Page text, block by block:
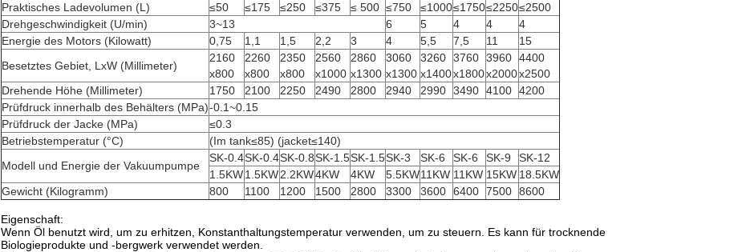
Praktisches Ladevolumen (L)
≤50 ≤175 ≤250 ≤375 ≤ 500 ≤750 ≤1000≤1750≤2250≤2500
Drehgeschwindigkeit (U/min)
3~13 6 5 4 4
4
Energie des Motors (Kilowatt)
0,75 1,1 1,5 2,2 3 4 5,5 7,5 11
15
Besetztes Gebiet, LxW (Millimeter)
2160
x800
2260
x800
2350
x800
2560
x1000
2860
x1300
3060
x1300
3260
x1400
3760
x1800
3960
x2000
4400
x2500
Drehende Höhe (Millimeter)
1750 2100 2250 2490 2800 2940 2990 3490 4100 4200
Prüfdruck innerhalb des Behälters (MPa)-0.1~0.15
Prüfdruck der Jacke (MPa)
≤0.3
Betriebstemperatur (°C)
(Im tank≤85) (jacket≤140)
Modell und Energie der Vakuumpumpe
SK-0.4SK-0.4SK-0.8SK-1.5SK-1.5SK-3 SK-6 SK-6 SK-9
SK-12
1.5KW1.5KW2.2KW4KW 4KW 5.5KW11KW 11KW 15KW 18.5KW
Gewicht (Kilogramm)
800 1100 1200 1500 2800 3300 3600 6400 7500 8600
Eigenschaft:
Wenn Öl benutzt wird, um zu erhitzen, Konstanthaltungstemperatur verwenden, um zu steuern. Es kann für trocknende
Biologieprodukte und -bergwerk verwendet werden.